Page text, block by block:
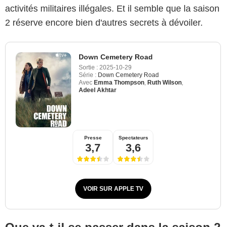
activités militaires illégales. Et il semble que la saison
2 réserve encore bien d'autres secrets à dévoiler.
Down Cemetery Road
Sortie : 2025-10-29
Série : Down Cemetery Road
Avec Emma Thompson Ruth Wilson
Adeel Akhtar
Presse
3,7
Spectateurs
3,6
VOIR SUR APPLE TV